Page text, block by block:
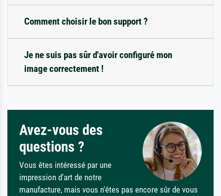
Comment choisir le bon support ?
Je ne suis pas sûr d'avoir configuré mon
image correctement !
Avez-vous des
questions ?
Vous êtes intéressé par une
impression d'art de notre
manufacture, mais vous n'êtes pas encore sûr de vous